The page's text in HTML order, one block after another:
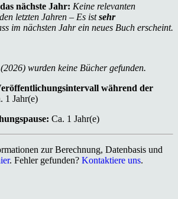
nächste Jahr: Keine relevanten
letzten Jahren – Es istsehr
im nächsten Jahr ein neues Buch erscheint.
wurden keine Bücher gefunden.
während der
1 Jahr(e)
Ca. 1 Jahr(e)
zur Berechnung, Datenbasis und
. Fehler gefunden? Kontaktiere uns.